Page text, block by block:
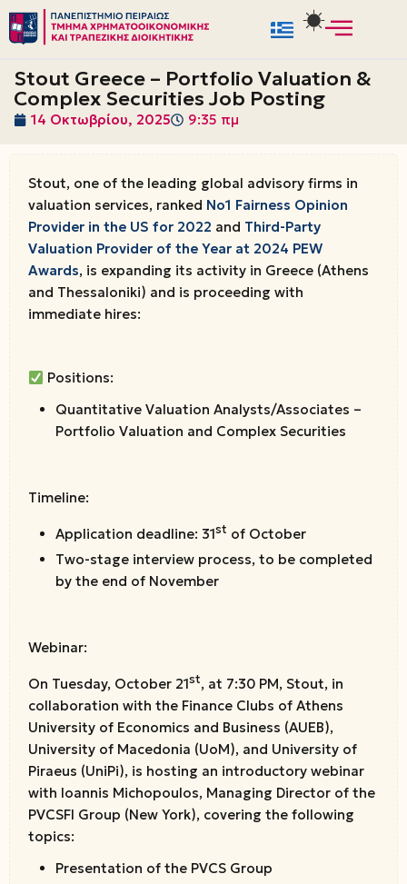
Μεταπηδήστε
στο
περιεχόμενο
Stout Greece – Portfolio Valuation &
Complex Securities Job Posting
14 Οκτωβρίου, 2025 9:35 πμ
Stout, one of the leading global advisory firms in
valuation services, ranked Νο1 Fairness Opinion
Provider in the US for 2022 and Third-Party
Valuation Provider of the Year at 2024 PEW
Awards, is expanding its activity in Greece (Athens
and Thessaloniki) and is proceeding with
immediate hires:
Positions:
Quantitative Valuation Analysts/Associates –
Portfolio Valuation and Complex Securities
Timeline:
Application deadline: 31st of October
Two-stage interview process, to be completed
by the end of November
Webinar:
On Tuesday, October 21st, at 7:30 PM, Stout, in
collaboration with the Finance Clubs of Athens
University of Economics and Business (AUEB),
University of Macedonia (UoM), and University of
Piraeus (UniPi), is hosting an introductory webinar
with Ioannis Michopoulos, Managing Director of the
PVCSFI Group (New York), covering the following
topics:
Presentation of the PVCS Group